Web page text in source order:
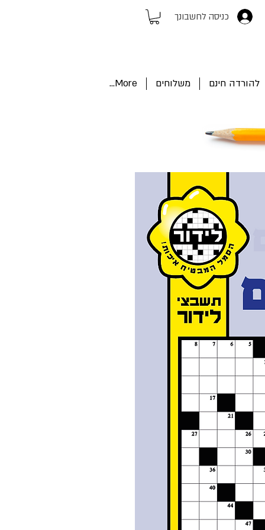
כניסה לחשבונך
להורדה חינם משלוחים More...